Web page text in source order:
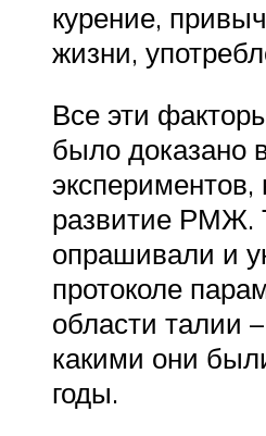
курение,
жизни,
Все эти
было доказано
развитие РМЖ.
опрашивали и
протоколе
области талии
какими они
годы.